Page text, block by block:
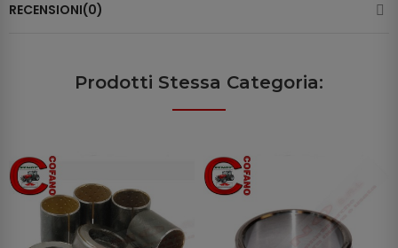
RECENSIONI(0)
Prodotti Stessa Categoria: